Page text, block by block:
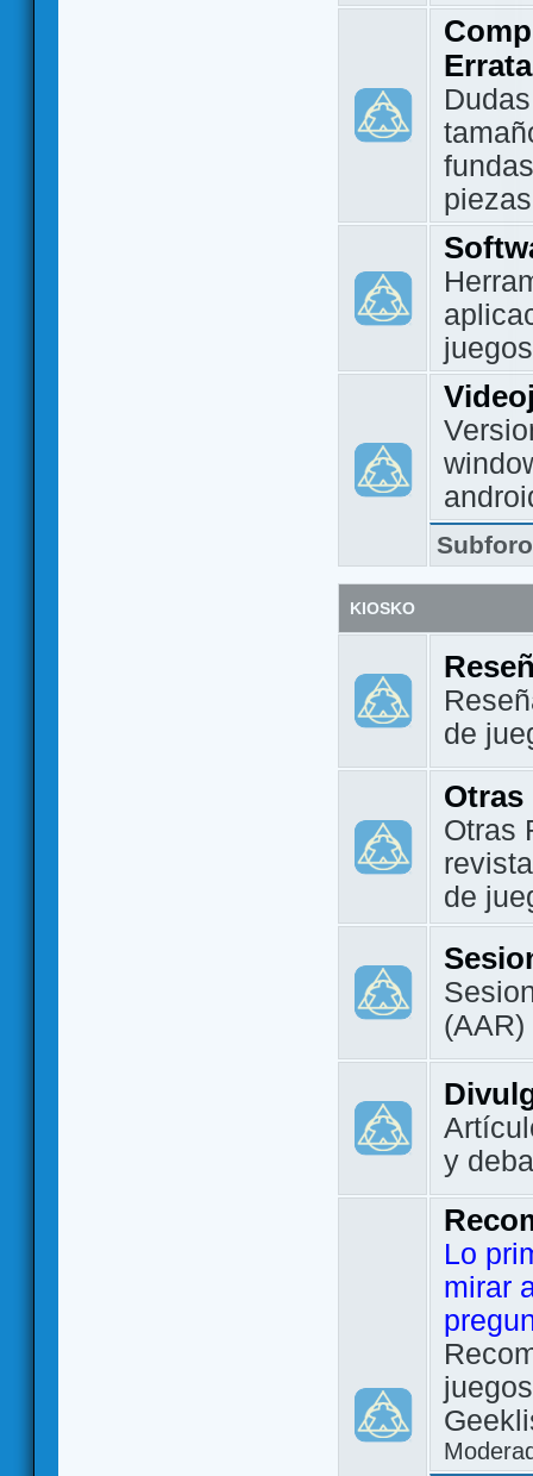
KIOSKO
de
Otras
Otras
de
(AAR)
y
Lo
mirar